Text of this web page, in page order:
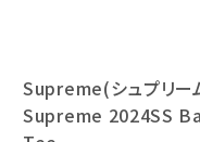
Supreme(シュプリー
Supreme 2024SS